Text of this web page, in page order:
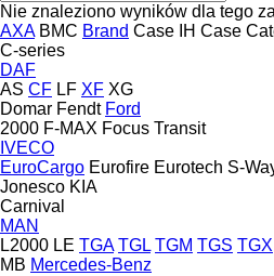
Nie znaleziono wyników dla tego
AXA BMC Brand Case IH Case
C-series
DAF
AS CF LF XF XG
Domar Fendt Ford
2000 F-MAX Focus Transit
IVECO
EuroCargo Eurofire Eurotech S-
Jonesco KIA
Carnival
MAN
L2000 LE TGA TGL TGM TGS TGX
MB Mercedes-Benz